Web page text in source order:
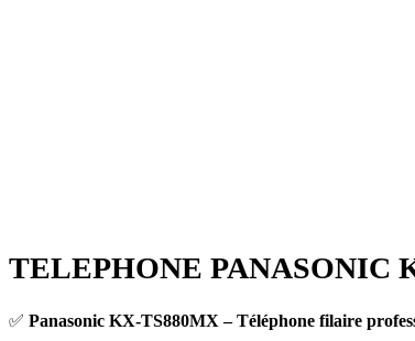
TELEPHONE PANASONIC
✅ Panasonic KX-TS880MX – Téléphone filaire